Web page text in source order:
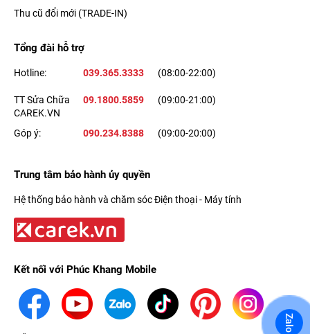
Thu cũ đổi mới (TRADE-IN)
Tổng đài hỗ trợ
Hotline: 039.365.3333 (08:00-22:00)
TT Sửa Chữa
CAREK.VN
09.1800.5859 (09:00-21:00)
Góp ý: 090.234.8388 (09:00-20:00)
Trung tâm bảo hành ủy quyền
Hệ thống bảo hành và chăm sóc Điện thoại - Máy tính
Kết nối với Phúc Khang Mobile
Zalo